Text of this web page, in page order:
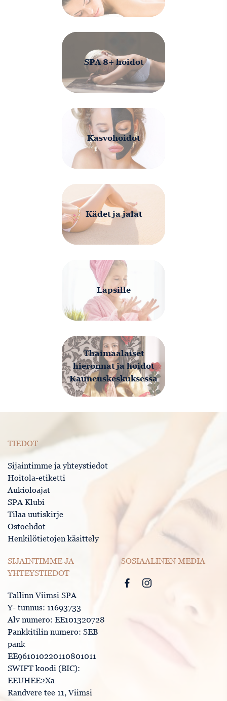
SPA 8+ hoidot
Kasvohoidot
Kädet ja jalat
Lapsille
Thaimaalaiset
hieronnat ja hoidot
Kauneuskeskuksessa
TIEDOT
Sijaintimme ja yhteystiedot
Hoitola-etiketti
Aukioloajat
SPA Klubi
Tilaa uutiskirje
Ostoehdot
Henkilötietojen käsittely
SIJAINTIMME JA
YHTEYSTIEDOT
Tallinn Viimsi SPA
Y- tunnus: 11693733
Alv numero: EE101320728
Pankkitilin numero: SEB
pank
EE961010220110801011
SWIFT koodi (BIC):
EEUHEE2Xa
Randvere tee 11, Viimsi
SOSIAALINEN MEDIA